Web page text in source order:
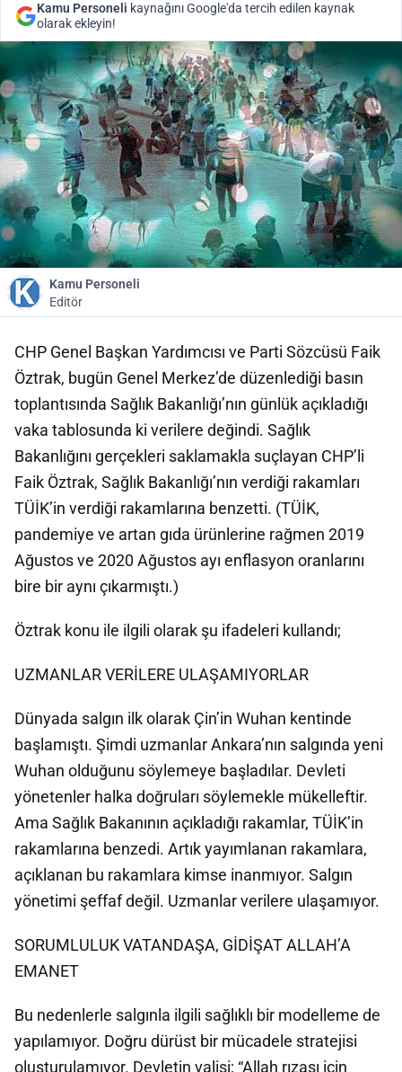
Kamu Personeli kaynağını Google'da tercih edilen kaynak
olarak ekleyin!
Kamu Personeli
Editör
CHP Genel Başkan Yardımcısı ve Parti Sözcüsü Faik
Öztrak, bugün Genel Merkez’de düzenlediği basın
toplantısında Sağlık Bakanlığı’nın günlük açıkladığı
vaka tablosunda ki verilere değindi. Sağlık
Bakanlığını gerçekleri saklamakla suçlayan CHP’li
Faik Öztrak, Sağlık Bakanlığı’nın verdiği rakamları
TÜİK’in verdiği rakamlarına benzetti. (TÜİK,
pandemiye ve artan gıda ürünlerine rağmen 2019
Ağustos ve 2020 Ağustos ayı enflasyon oranlarını
bire bir aynı çıkarmıştı.)
Öztrak konu ile ilgili olarak şu ifadeleri kullandı;
UZMANLAR VERİLERE ULAŞAMIYORLAR
Dünyada salgın ilk olarak Çin’in Wuhan kentinde
başlamıştı. Şimdi uzmanlar Ankara’nın salgında yeni
Wuhan olduğunu söylemeye başladılar. Devleti
yönetenler halka doğruları söylemekle mükelleftir.
Ama Sağlık Bakanının açıkladığı rakamlar, TÜİK’in
rakamlarına benzedi. Artık yayımlanan rakamlara,
açıklanan bu rakamlara kimse inanmıyor. Salgın
yönetimi şeffaf değil. Uzmanlar verilere ulaşamıyor.
SORUMLULUK VATANDAŞA, GİDİŞAT ALLAH’A
EMANET
Bu nedenlerle salgınla ilgili sağlıklı bir modelleme de
yapılamıyor. Doğru dürüst bir mücadele stratejisi
oluşturulamıyor. Devletin valisi; “Allah rızası için